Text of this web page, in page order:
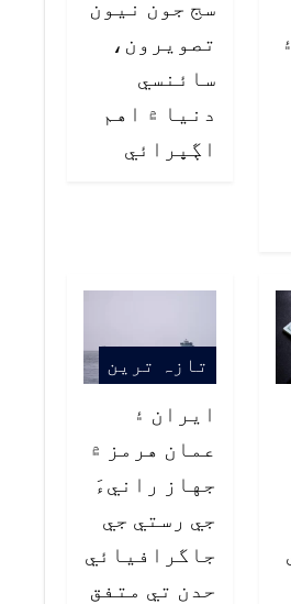
سج جون نيون
تصويرون،
سائنسي
دنيا ۾ اهم
اڳڀرائي
تازہ ترین
ايران ۽
عمان هرمز ۾
جهاز رانيءَ
جي رستي جي
جاگرافيائي
حدن تي متفق